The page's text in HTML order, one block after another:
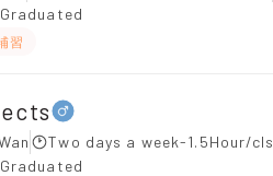
習
Two days a week-1.5Hour/cls